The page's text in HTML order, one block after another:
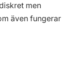
men
även fungerar